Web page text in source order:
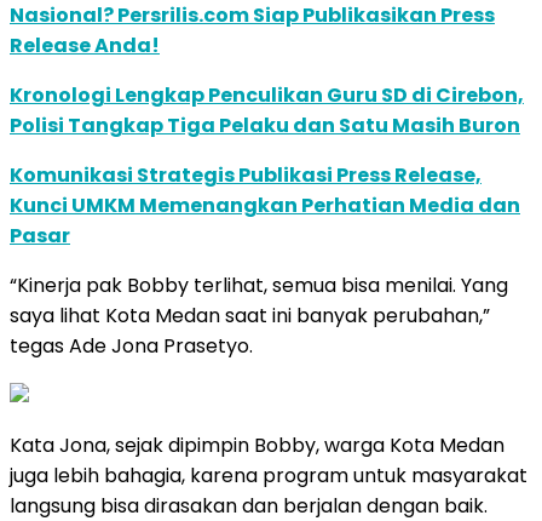
Nasional? Persrilis.com Siap Publikasikan Press
Release Anda!
Kronologi Lengkap Penculikan Guru SD di Cirebon,
Polisi Tangkap Tiga Pelaku dan Satu Masih Buron
Komunikasi Strategis Publikasi Press Release,
Kunci UMKM Memenangkan Perhatian Media dan
Pasar
“Kinerja pak Bobby terlihat, semua bisa menilai. Yang
saya lihat Kota Medan saat ini banyak perubahan,”
tegas Ade Jona Prasetyo.
Kata Jona, sejak dipimpin Bobby, warga Kota Medan
juga lebih bahagia, karena program untuk masyarakat
langsung bisa dirasakan dan berjalan dengan baik.